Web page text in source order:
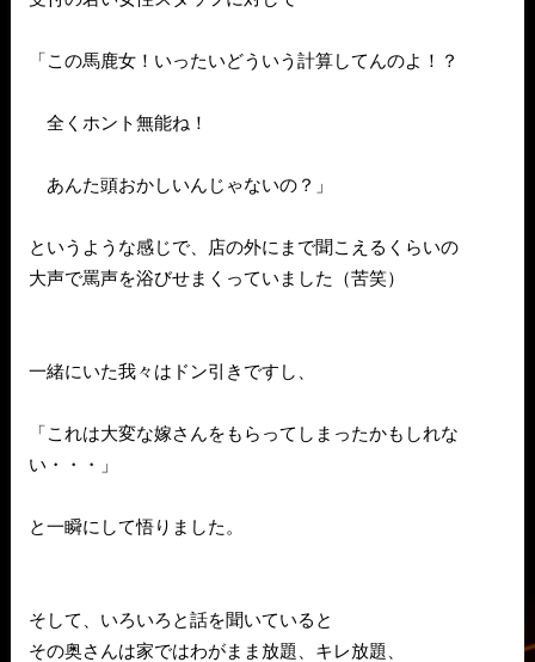
「この馬鹿女！いったいどういう計算してんのよ！？
全くホント無能ね！
あんた頭おかしいんじゃないの？」
というような感じで、店の外にまで聞こえるくらいの
大声で罵声を浴びせまくっていました（苦笑）
一緒にいた我々はドン引きですし、
「これは大変な嫁さんをもらってしまったかもしれな
い・・・」
と一瞬にして悟りました。
そして、いろいろと話を聞いていると
その奥さんは家ではわがまま放題、キレ放題、